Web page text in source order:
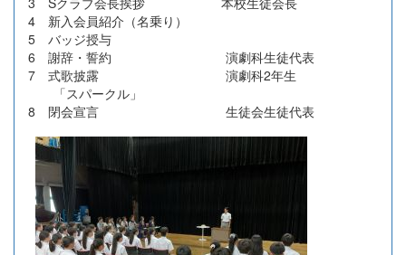
4 新入会員紹介（名乗り）
5 バッジ授与
6 謝辞・誓約 演劇科生徒代表
7 式歌披露 演劇科2年生
「スパークル」
8 閉会宣言 生徒会生徒代表